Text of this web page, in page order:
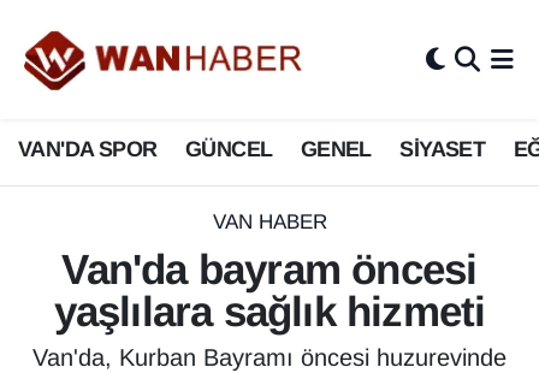
VAN'DA SPOR GÜNCEL GENEL SİYASET
VAN HABER
Van'da bayram öncesi
yaşlılara sağlık hizmeti
Van'da, Kurban Bayramı öncesi huzurevinde
3.SAYFA
ASAYİŞ
BİLİM VE TEKNOLOJİ
Biyografi
Bölge Haberleri
Van Nöbetçi Eczaneler
Van Hava Durumu
Van Namaz Vakitleri
Van Trafik Yoğunluk Haritası
Süper Lig Puan Durumu ve Fikstür